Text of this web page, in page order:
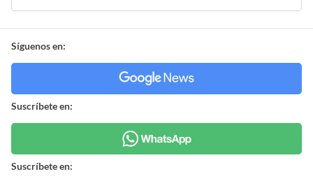
Síguenos en:
Suscríbete en:
Suscríbete en: